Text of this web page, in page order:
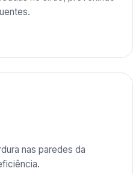
nas paredes da